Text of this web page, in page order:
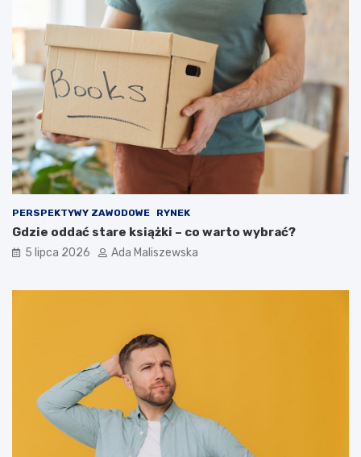
PERSPEKTYWY ZAWODOWE RYNEK
Gdzie oddać stare książki – co warto wybrać?
5 lipca 2026 Ada Maliszewska